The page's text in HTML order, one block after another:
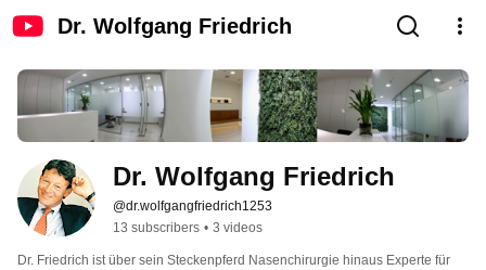
Dr. Wolfgang Friedrich
Dr. Wolfgang Friedrich
@dr.wolfgangfriedrich1253
13 subscribers • 3 videos
Dr. Friedrich ist über sein Steckenpferd Nasenchirurgie hinaus Experte für